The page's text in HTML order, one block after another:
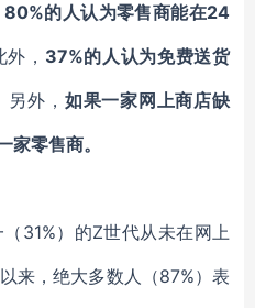
80%的人认为零售商能在24
外， 37%的人认为免费送货
另外， 如果一家网上商店缺
家零售商。
（ 31%） 的Z世代从未在网上
以来，绝大多数人 （87%）表